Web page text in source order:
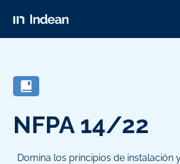
NFPA 14/22
Domina los principios de instalación